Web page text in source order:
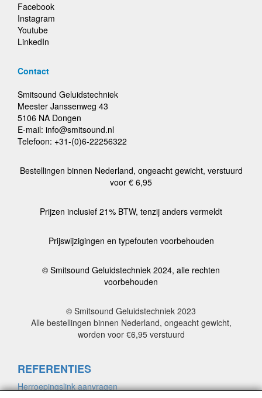
Facebook
Instagram
Youtube
LinkedIn
Contact
Smitsound Geluidstechniek
Meester Janssenweg 43
5106 NA Dongen
E-mail: info@smitsound.nl
Telefoon: +31-(0)6-22256322
Bestellingen binnen Nederland, ongeacht gewicht, verstuurd
voor € 6,95
Prijzen inclusief 21% BTW, tenzij anders vermeldt
Prijswijzigingen en typefouten voorbehouden
© Smitsound Geluidstechniek 2024, alle rechten
voorbehouden
© Smitsound Geluidstechniek 2023
Alle bestellingen binnen Nederland, ongeacht gewicht,
worden voor €6,95 verstuurd
REFERENTIES
Herroepingslink aanvragen